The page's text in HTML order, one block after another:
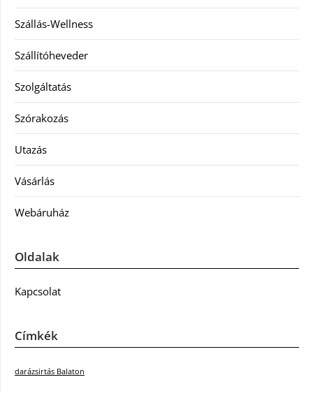
Szállás-Wellness
Szállítóheveder
Szolgáltatás
Szórakozás
Utazás
Vásárlás
Webáruház
Oldalak
Kapcsolat
Címkék
darázsirtás Balaton